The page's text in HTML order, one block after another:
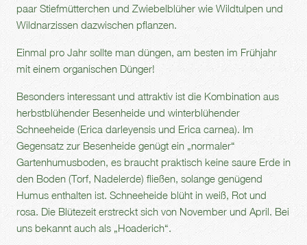
paar Stiefmütterchen und Zwiebelblüher wie Wildtulpen und
Wildnarzissen dazwischen pflanzen.
Einmal pro Jahr sollte man düngen, am besten im Frühjahr
mit einem organischen Dünger!
Besonders interessant und attraktiv ist die Kombination aus
herbstblühender Besenheide und winterblühender
Schneeheide (Erica darleyensis und Erica carnea). Im
Gegensatz zur Besenheide genügt ein „normaler“
Gartenhumusboden, es braucht praktisch keine saure Erde in
den Boden (Torf, Nadelerde) fließen, solange genügend
Humus enthalten ist. Schneeheide blüht in weiß, Rot und
rosa. Die Blütezeit erstreckt sich von November und April. Bei
uns bekannt auch als „Hoaderich“.